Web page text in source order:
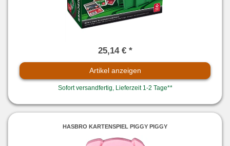
25,14 € *
Artikel anzeigen
Sofort versandfertig, Lieferzeit 1-2 Tage**
HASBRO KARTENSPIEL PIGGY PIGGY